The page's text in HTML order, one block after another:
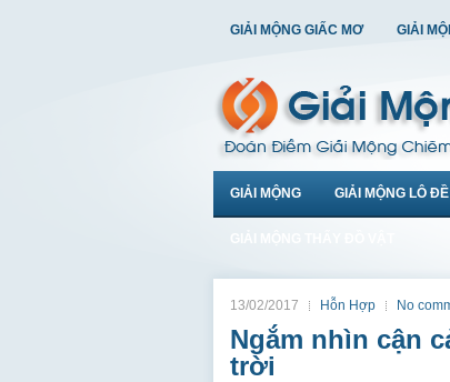
GIẢI MỘNG GIẤC MƠ GIẢI
GIẢI MỘNG GIẢI MỘNG LÔ ĐỀ
13/02/2017 Hỗn Hợp No
Ngắm nhìn cận
trời